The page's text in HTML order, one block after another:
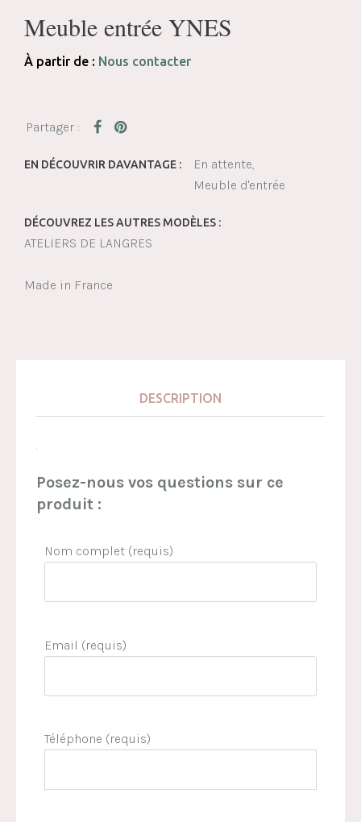
Meuble entrée YNES
À partir de : Nous contacter
EN DÉCOUVRIR DAVANTAGE :
En attente
Meuble d'entrée
DÉCOUVREZ LES AUTRES MODÈLES :
ATELIERS DE LANGRES
Made in France
DESCRIPTION
.
Posez-nous vos questions sur ce
produit :
Nom complet (requis)
Email (requis)
Téléphone (requis)